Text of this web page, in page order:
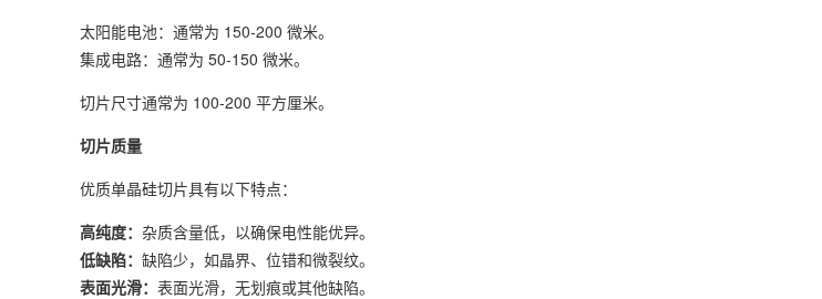
太阳能电池：通常为 150-200 微米。
集成电路：通常为 50-150 微米。
切片尺寸通常为 100-200 平方厘米。
切片质量
优质单晶硅切片具有以下特点：
高纯度： 杂质含量低，以确保电性能优异。
低缺陷： 缺陷少，如晶界、位错和微裂纹。
表面光滑： 表面光滑，无划痕或其他缺陷。